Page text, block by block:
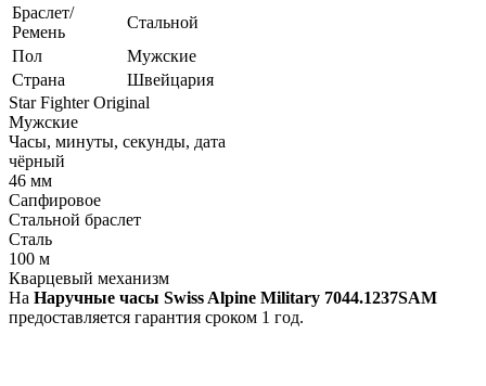
Браслет/
Ремень
Стальной
Пол
Мужские
Страна
Швейцария
Star Fighter Original
Мужские
Часы, минуты, секунды, дата
чёрный
46 мм
Cапфировое
Стальной браслет
Cталь
100 м
Кварцевый механизм
На Наручные часы Swiss Alpine Military 7044.1237SAM
предоставляется гарантия сроком 1 год.